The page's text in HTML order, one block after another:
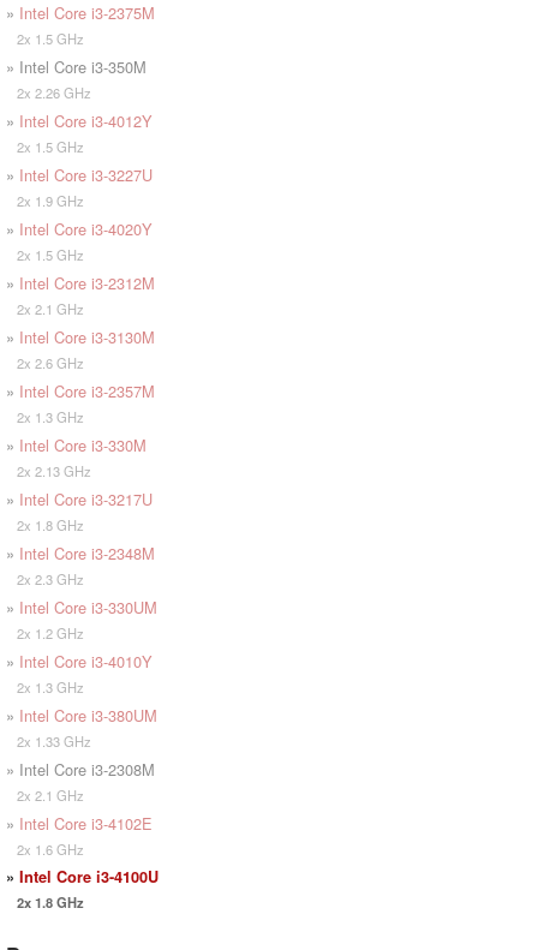
» Intel Core i3-2375M
2x 1.5 GHz
» Intel Core i3-350M
2x 2.26 GHz
» Intel Core i3-4012Y
2x 1.5 GHz
» Intel Core i3-3227U
2x 1.9 GHz
» Intel Core i3-4020Y
2x 1.5 GHz
» Intel Core i3-2312M
2x 2.1 GHz
» Intel Core i3-3130M
2x 2.6 GHz
» Intel Core i3-2357M
2x 1.3 GHz
» Intel Core i3-330M
2x 2.13 GHz
» Intel Core i3-3217U
2x 1.8 GHz
» Intel Core i3-2348M
2x 2.3 GHz
» Intel Core i3-330UM
2x 1.2 GHz
» Intel Core i3-4010Y
2x 1.3 GHz
» Intel Core i3-380UM
2x 1.33 GHz
» Intel Core i3-2308M
2x 2.1 GHz
» Intel Core i3-4102E
2x 1.6 GHz
» Intel Core i3-4100U
2x 1.8 GHz